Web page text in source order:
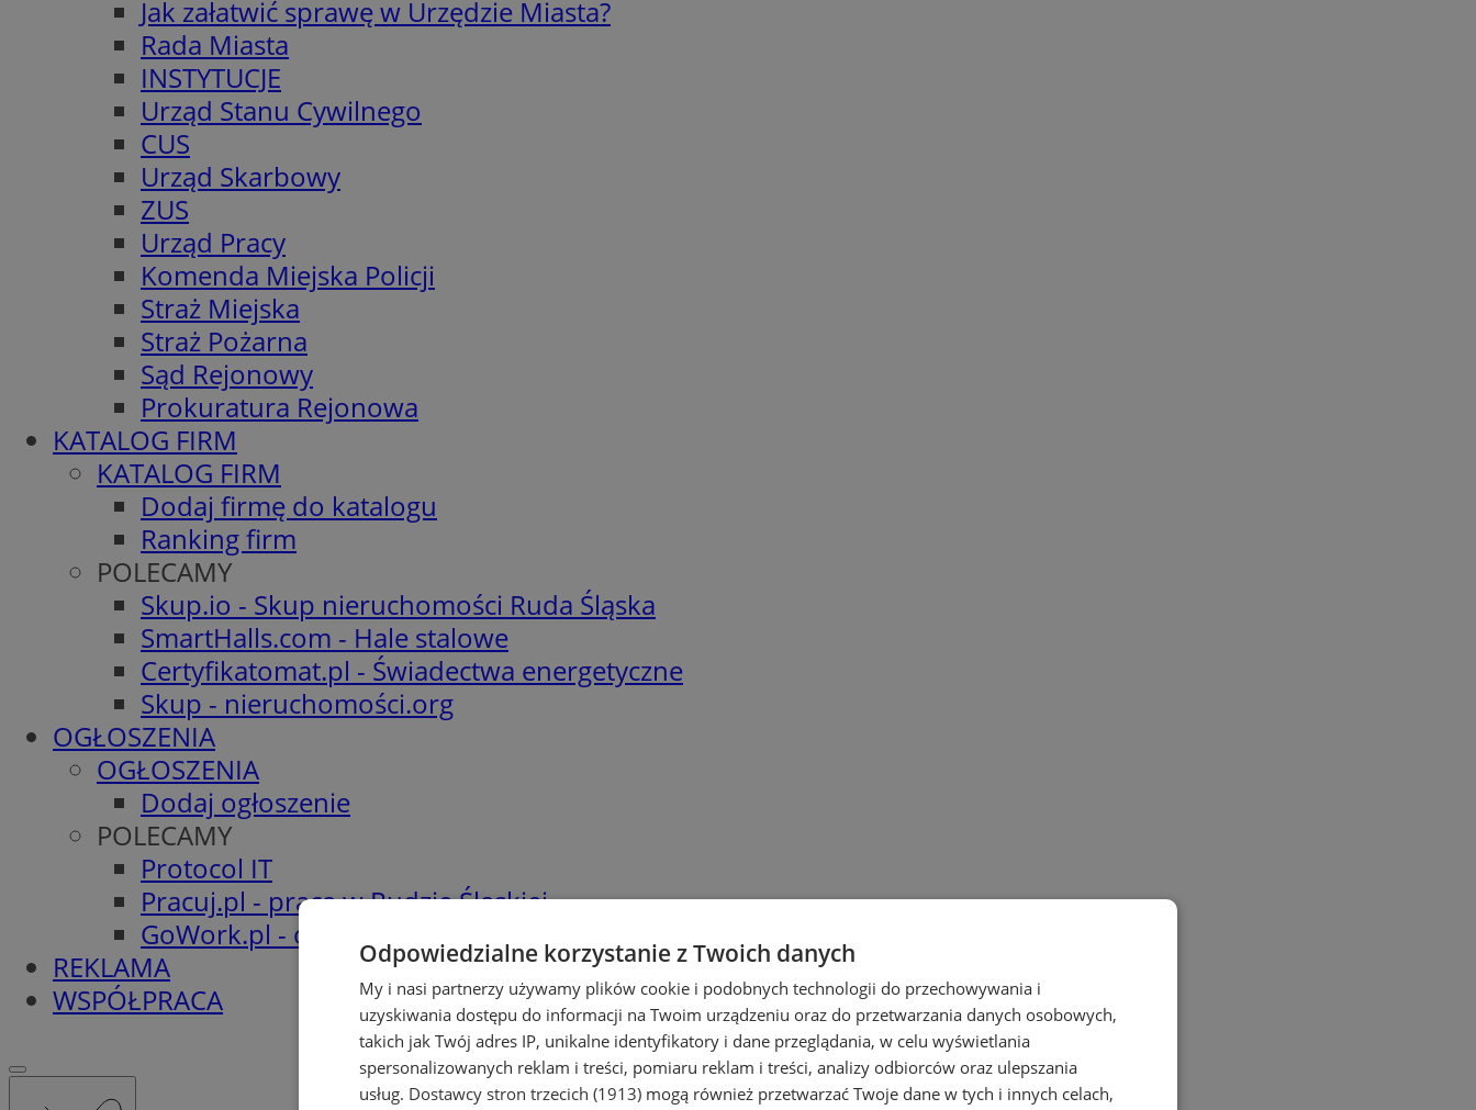
Jak załatwić sprawę w Urzędzie Miasta?
Rada Miasta
INSTYTUCJE
Urząd Stanu Cywilnego
CUS
Urząd Skarbowy
ZUS
Urząd Pracy
Komenda Miejska Policji
Straż Miejska
Straż Pożarna
Sąd Rejonowy
Prokuratura Rejonowa
KATALOG FIRM
KATALOG FIRM
Dodaj firmę do katalogu
Ranking firm
POLECAMY
Skup.io - Skup nieruchomości Ruda Śląska
SmartHalls.com - Hale stalowe
Certyfikatomat.pl - Świadectwa energetyczne
Skup - nieruchomości.org
OGŁOSZENIA
OGŁOSZENIA
Dodaj ogłoszenie
POLECAMY
Protocol IT
Pracuj.pl - praca w Rudzie Śląskiej
GoWork.pl - oferty pracy
REKLAMA
WSPÓŁPRACA
Odpowiedzialne korzystanie z Twoich danych
My i nasi partnerzy używamy plików cookie i podobnych technologii do przechowywania i
uzyskiwania dostępu do informacji na Twoim urządzeniu oraz do przetwarzania danych osobowych,
takich jak Twój adres IP, unikalne identyfikatory i dane przeglądania, w celu wyświetlania
spersonalizowanych reklam i treści, pomiaru reklam i treści, analizy odbiorców oraz ulepszania
usług. Dostawcy stron trzecich (1913) mogą również przetwarzać Twoje dane w tych i innych celach,